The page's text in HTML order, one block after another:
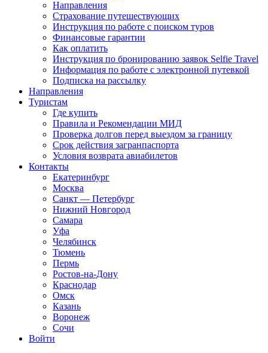
Направления
Страхование путешествующих
Инструкция по работе с поиском туров
Финансовые гарантии
Как оплатить
Инструкция по бронированию заявок Selfie Travel
Информация по работе с электронной путевкой
Подписка на рассылку
Направления
Туристам
Где купить
Правила и Рекомендации МИД
Проверка долгов перед выездом за границу
Срок действия загранпаспорта
Условия возврата авиабилетов
Контакты
Екатеринбург
Москва
Санкт — Петербург
Нижний Новгород
Самара
Уфа
Челябинск
Тюмень
Пермь
Ростов-на-Дону
Краснодар
Омск
Казань
Воронеж
Сочи
Войти